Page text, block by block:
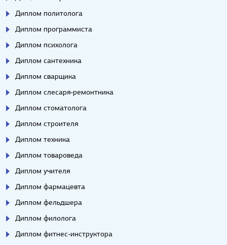
Диплом политолога
Диплом программиста
Диплом психолога
Диплом сантехника
Диплом сварщика
Диплом слесаря-ремонтника
Диплом стоматолога
Диплом строителя
Диплом техника
Диплом товароведа
Диплом учителя
Диплом фармацевта
Диплом фельдшера
Диплом филолога
Диплом фитнес-инструктора